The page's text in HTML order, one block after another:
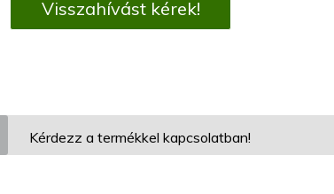
Visszahívást kérek!
Kérdezz a termékkel kapcsolatban!